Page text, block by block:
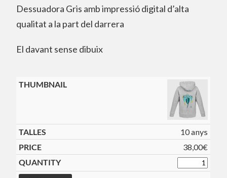
Dessuadora Gris amb impressió digital d’alta
qualitat a la part del darrera
El davant sense dibuix
10 anys
38,00€